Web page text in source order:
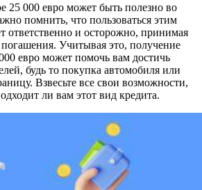
25 000 евро может быть полезно во
помнить, что пользоваться этим
ответственно и осторожно, принимая
Учитывая это, получение
евро может помочь вам достичь
будь то покупка автомобиля или
Взвесьте все свои возможности,
ли вам этот вид кредита.